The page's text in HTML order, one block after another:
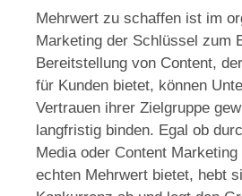
Mehrwert zu schaffen ist im
Marketing der Schlüssel zum
Bereitstellung von Content,
für Kunden bietet, können
Vertrauen ihrer Zielgruppe
langfristig binden. Egal ob
Media oder Content
echten Mehrwert bietet, hebt